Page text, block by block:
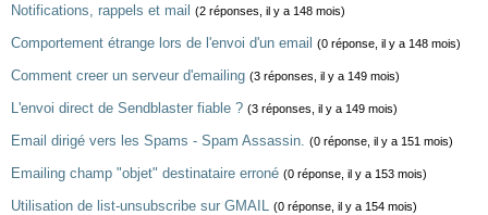
Notifications, rappels et mail (2 réponses, il y a 148 mois)
Comportement étrange lors de l'envoi d'un email (0 réponse, il y a 148 mois)
Comment creer un serveur d'emailing (3 réponses, il y a 149 mois)
L'envoi direct de Sendblaster fiable ? (3 réponses, il y a 149 mois)
Email dirigé vers les Spams - Spam Assassin. (0 réponse, il y a 151 mois)
Emailing champ "objet" destinataire erroné (0 réponse, il y a 153 mois)
Utilisation de list-unsubscribe sur GMAIL (0 réponse, il y a 154 mois)